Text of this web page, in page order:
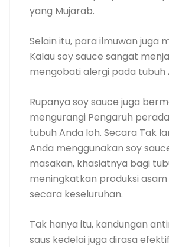
yang Mujarab.
Selain itu, para ilmuwan juga
Kalau soy sauce sangat
mengobati alergi pada tubuh
Rupanya soy sauce juga
mengurangi Pengaruh
tubuh Anda loh. Secara Tak
Anda menggunakan soy
masakan, khasiatnya bagi
meningkatkan produksi
secara keseluruhan.
Tak hanya itu, kandungan
saus kedelai juga dirasa